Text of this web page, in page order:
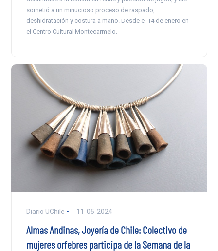
sometió a un minucioso proceso de raspado,
deshidratación y costura a mano. Desde el 14 de enero en
el Centro Cultural Montecarmelo.
Diario UChile 11-05-2024
Almas Andinas, Joyería de Chile: Colectivo de
mujeres orfebres participa de la Semana de la